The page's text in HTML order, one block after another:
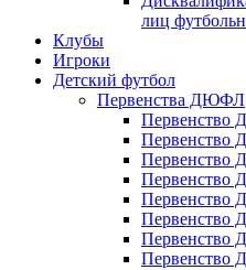
лиц
Клубы
Игроки
Детский футбол
Первенства ДЮФЛ
Первенство
Первенство
Первенство
Первенство
Первенство
Первенство
Первенство
Первенство